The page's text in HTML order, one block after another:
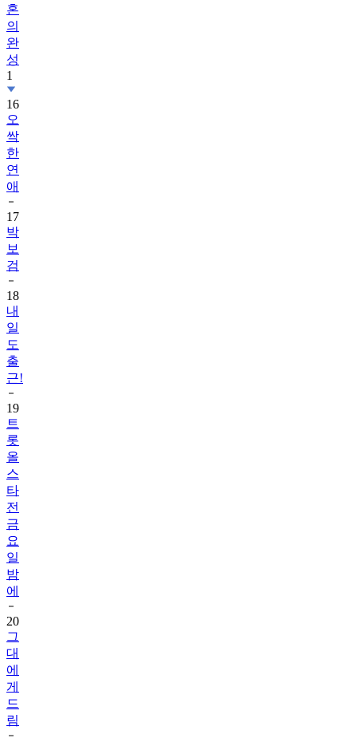
혼
의
완
성
1
16
오
싹
한
연
애
17
박
보
검
18
내
일
도
출
근!
19
트
롯
올
스
타
전
금
요
일
밤
에
20
그
대
에
게
드
림